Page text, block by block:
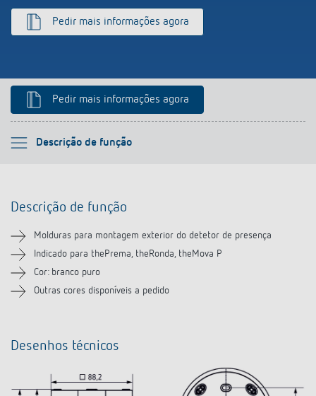
Pedir mais informações agora
Pedir mais informações agora
Descrição de função
Por favor selecione
Transferências
Produtos semelhantes
Descrição de função
Molduras para montagem exterior do detetor de presença
Indicado para thePrema, theRonda, theMova P
Cor: branco puro
Outras cores disponíveis a pedido
Desenhos técnicos